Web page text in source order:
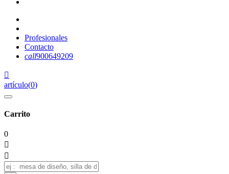
Profesionales
Contacto
call900649209

artículo(0)
Carrito
0

